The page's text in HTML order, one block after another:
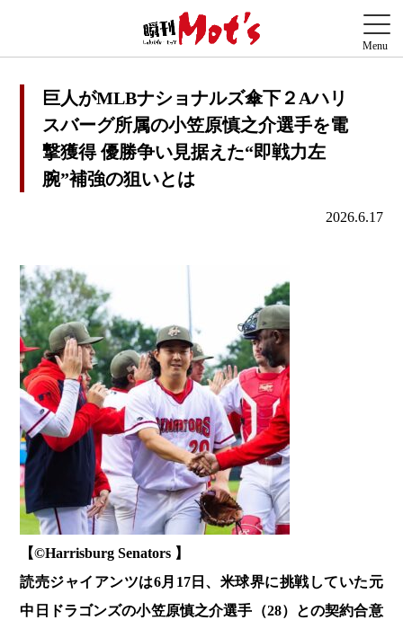
巨人がMLBナショナルズ傘下２Aハリ
スバーグ所属の小笠原慎之介選手を電
撃獲得 優勝争い見据えた“即戦力左
腕”補強の狙いとは
2026.6.17
【©️Harrisburg Senators 】
読売ジャイアンツは6月17日、米球界に挑戦していた元
中日ドラゴンズの小笠原慎之介選手（28）との契約合意